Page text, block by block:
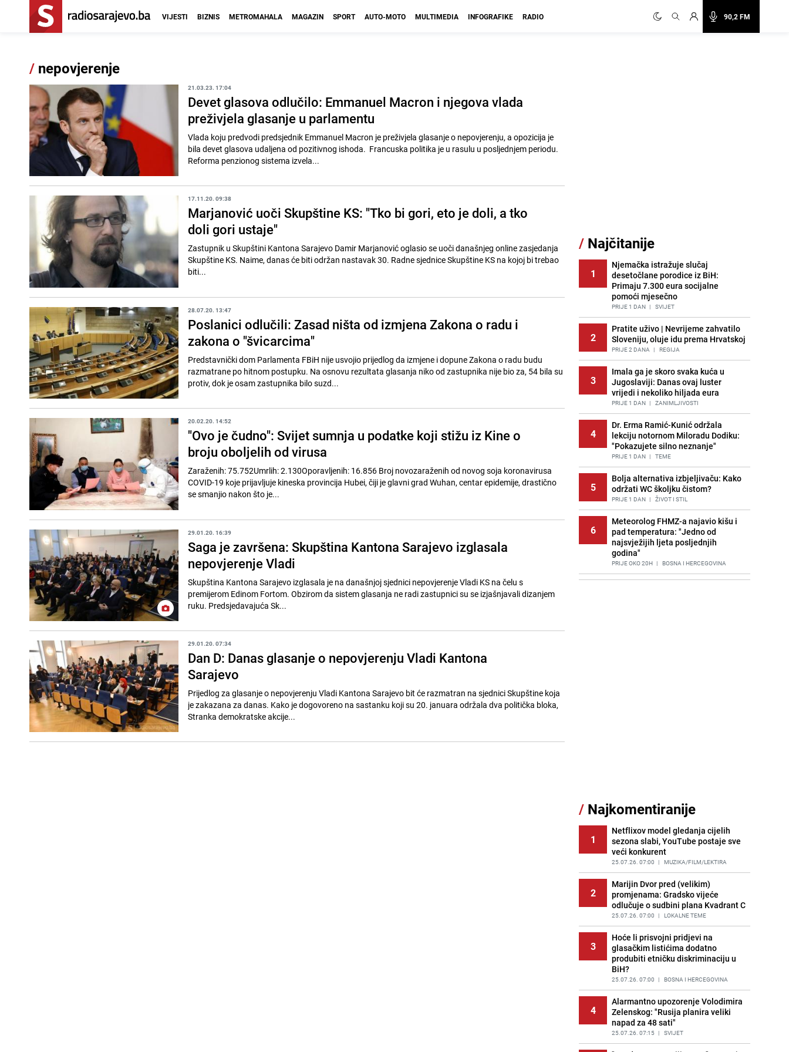
90,2 FM
VIJESTI BIZNIS METROMAHALA MAGAZIN SPORT AUTO-MOTO MULTIMEDIA INFOGRAFIKE RADIO
/ nepovjerenje
21.03.23. 17:04
Devet glasova odlučilo: Emmanuel Macron i njegova vlada
preživjela glasanje u parlamentu
Vlada koju predvodi predsjednik Emmanuel Macron je preživjela glasanje o nepovjerenju, a opozicija je
bila devet glasova udaljena od pozitivnog ishoda. Francuska politika je u rasulu u posljednjem periodu.
Reforma penzionog sistema izvela...
17.11.20. 09:38
Marjanović uoči Skupštine KS: "Tko bi gori, eto je doli, a tko
doli gori ustaje"
Zastupnik u Skupštini Kantona Sarajevo Damir Marjanović oglasio se uoči današnjeg online zasjedanja
Skupštine KS. Naime, danas će biti održan nastavak 30. Radne sjednice Skupštine KS na kojoj bi trebao
biti...
28.07.20. 13:47
Poslanici odlučili: Zasad ništa od izmjena Zakona o radu i
zakona o "švicarcima"
Predstavnički dom Parlamenta FBiH nije usvojio prijedlog da izmjene i dopune Zakona o radu budu
razmatrane po hitnom postupku. Na osnovu rezultata glasanja niko od zastupnika nije bio za, 54 bila su
protiv, dok je osam zastupnika bilo suzd...
20.02.20. 14:52
"Ovo je čudno": Svijet sumnja u podatke koji stižu iz Kine o
broju oboljelih od virusa
Zaraženih: 75.752Umrlih: 2.130Oporavljenih: 16.856 Broj novozaraženih od novog soja koronavirusa
COVID-19 koje prijavljuje kineska provincija Hubei, čiji je glavni grad Wuhan, centar epidemije, drastično
se smanjio nakon što je...
29.01.20. 16:39
Saga je završena: Skupština Kantona Sarajevo izglasala
nepovjerenje Vladi
Skupština Kantona Sarajevo izglasala je na današnjoj sjednici nepovjerenje Vladi KS na čelu s
premijerom Edinom Fortom. Obzirom da sistem glasanja ne radi zastupnici su se izjašnjavali dizanjem
ruku. Predsjedavajuća Sk...
29.01.20. 07:34
Dan D: Danas glasanje o nepovjerenju Vladi Kantona
Sarajevo
Prijedlog za glasanje o nepovjerenju Vladi Kantona Sarajevo bit će razmatran na sjednici Skupštine koja
je zakazana za danas. Kako je dogovoreno na sastanku koji su 20. januara održala dva politička bloka,
Stranka demokratske akcije...
/ Najčitanije
1
Njemačka istražuje slučaj
desetočlane porodice iz BiH:
Primaju 7.300 eura socijalne
pomoći mjesečno
PRIJE 1 DAN | SVIJET
2
Pratite uživo | Nevrijeme zahvatilo
Sloveniju, oluje idu prema Hrvatskoj
PRIJE 2 DANA | REGIJA
3
Imala ga je skoro svaka kuća u
Jugoslaviji: Danas ovaj luster
vrijedi i nekoliko hiljada eura
PRIJE 1 DAN | ZANIMLJIVOSTI
4
Dr. Erma Ramić-Kunić održala
lekciju notornom Miloradu Dodiku:
"Pokazujete silno neznanje"
PRIJE 1 DAN | TEME
5
Bolja alternativa izbjeljivaču: Kako
održati WC školjku čistom?
PRIJE 1 DAN | ŽIVOT I STIL
6
Meteorolog FHMZ-a najavio kišu i
pad temperatura: "Jedno od
najsvježijih ljeta posljednjih
godina"
PRIJE OKO 20H | BOSNA I HERCEGOVINA
11
Cijela regija čeka njegovu
progonozu: Poznati meteorolog
najavljuje veću promjenu vremena
PRIJE OKO 15H | REGIJA
12
Tajna savršenog makedonskog
ajvara: Stari recept za kremast i
bogat okus
PRIJE 2 DANA | RECEPTI
13
Borba trajala satima: Pogledajte
'grdosiju' od skoro tri metra koju su
braća izvukla iz mora
PRIJE 2 DANA SVIJET
Gosti iz Njemačke napravili požar u
apartmanu u Istri, vlasniku se
smijali i pokazivali srednji prst
PRIJE 1 DAN | REGIJA
Očistite rernu bez hemikalija:
Poznata stručnjakinja dijeli savjete
PRIJE 1 DAN | ŽIVOT I STIL
/ Najkomentiranije
1
Netflixov model gledanja cijelih
sezona slabi, YouTube postaje sve
veći konkurent
25.07.26. 07:00 | MUZIKA/FILM/LEKTIRA
2
Marijin Dvor pred (velikim)
promjenama: Gradsko vijeće
odlučuje o sudbini plana Kvadrant C
25.07.26. 07:00 | LOKALNE TEME
3
Hoće li prisvojni pridjevi na
glasačkim listićima dodatno
produbiti etničku diskriminaciju u
BiH?
25.07.26. 07:00 | BOSNA I HERCEGOVINA
4
Alarmantno upozorenje Volodimira
Zelenskog: "Rusija planira veliki
napad za 48 sati"
25.07.26. 07:15 | SVIJET